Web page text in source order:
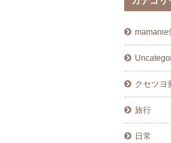
mamanie
クセツヨ
旅行
日常